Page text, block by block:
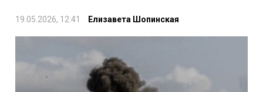
19.05.2026, 12:41 Елизавета Шопинская